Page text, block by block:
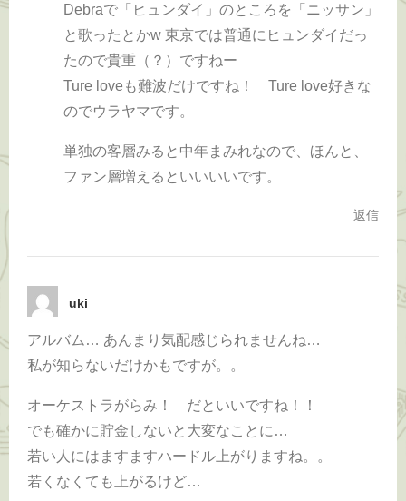
Debraで「ヒュンダイ」のところを「ニッサン」
と歌ったとかw 東京では普通にヒュンダイだっ
たので貴重（？）ですねー
Ture loveも難波だけですね！ Ture love好きな
のでウラヤマです。
単独の客層みると中年まみれなので、ほんと、
ファン層増えるといいいいです。
返信
uki
アルバム… あんまり気配感じられませんね…
私が知らないだけかもですが。。
オーケストラがらみ！ だといいですね！！
でも確かに貯金しないと大変なことに…
若い人にはますますハードル上がりますね。。
若くなくても上がるけど…